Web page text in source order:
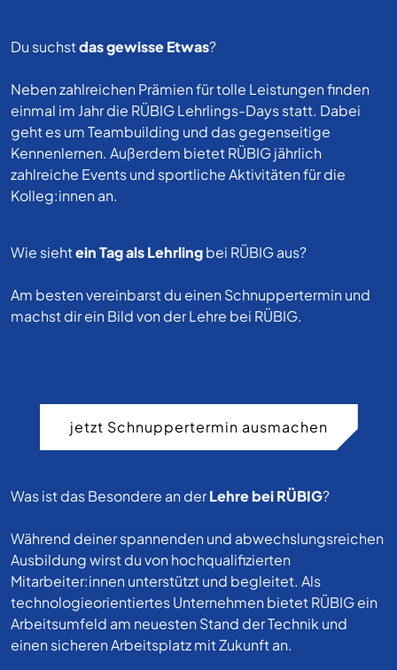
Du suchstdas gewisse Etwas?
Neben zahlreichen Prämien für tolle Leistungen finden
einmal im Jahr die RÜBIG Lehrlings-Days statt. Dabei
geht es um Teambuilding und das gegenseitige
Kennenlernen. Außerdem bietet RÜBIG jährlich
zahlreiche Events und sportliche Aktivitäten für die
Kolleg:innen an.
Wie siehtein Tag als Lehrlingbei RÜBIG aus?
Am besten vereinbarst du einen Schnuppertermin und
machst dir ein Bild von der Lehre bei RÜBIG.
jetzt Schnuppertermin ausmachen
Was ist das Besondere an derLehre bei RÜBIG?
Während deiner spannenden und abwechslungsreichen
Ausbildung wirst du von hochqualifizierten
Mitarbeiter:innen unterstützt und begleitet. Als
technologieorientiertes Unternehmen bietet RÜBIG ein
Arbeitsumfeld am neuesten Stand der Technik und
einen sicheren Arbeitsplatz mit Zukunft an.